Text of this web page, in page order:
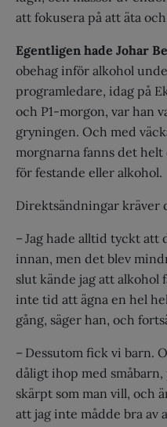
att fokusera på att äta
Egentligen hade Johar
obehag inför alkohol
programledare, idag på
och P1-morgon, var han
gryningen. Och med
morgnarna fanns det
för festande eller alkohol.
Direktsändningar kräver
– Jag hade alltid tyckt
innan, men det blev
slut kände jag att alkohol
inte tid att ägna en hel
gång, säger han, och
– Dessutom fick vi barn.
dåligt ihop med småbarn,
skärpt som man vill, och
att jag inte mådde bra av